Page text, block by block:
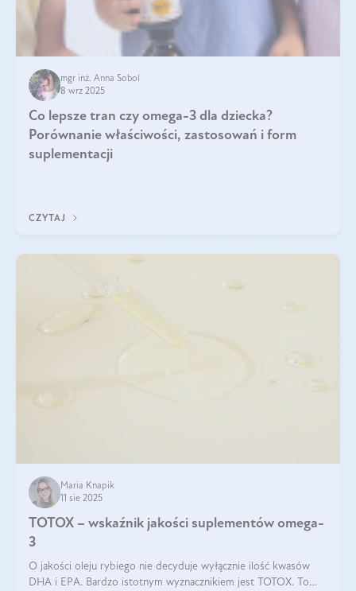
mgr inż. Anna Sobol
8 wrz 2025
Co lepsze tran czy omega-3 dla dziecka?
Porównanie właściwości, zastosowań i form
suplementacji
CZYTAJ
Maria Knapik
11 sie 2025
TOTOX – wskaźnik jakości suplementów omega-
3
O jakości oleju rybiego nie decyduje wyłącznie ilość kwasów
DHA i EPA. Bardzo istotnym wyznacznikiem jest TOTOX. To